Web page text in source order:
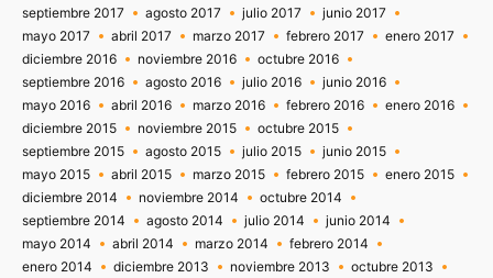
septiembre 2017
agosto 2017 julio 2017
junio 2017
mayo 2017
abril 2017 marzo 2017 febrero 2017
enero 2017
diciembre 2016
noviembre 2016
octubre 2016
septiembre 2016
agosto 2016 julio 2016
junio 2016
mayo 2016
abril 2016 marzo 2016 febrero 2016
enero 2016
diciembre 2015
noviembre 2015
octubre 2015
septiembre 2015
agosto 2015 julio 2015
junio 2015
mayo 2015
abril 2015 marzo 2015 febrero 2015
enero 2015
diciembre 2014
noviembre 2014
octubre 2014
septiembre 2014
agosto 2014 julio 2014
junio 2014
mayo 2014
abril 2014 marzo 2014
febrero 2014
enero 2014
diciembre 2013 noviembre 2013
octubre 2013